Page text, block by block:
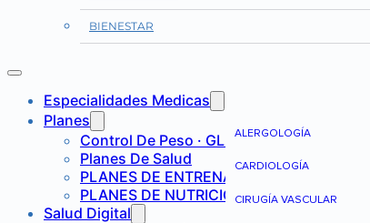
BIENESTAR
Especialidades Medicas
ALERGOLOGÍA
CARDIOLOGÍA
CIRUGÍA VASCULAR
Planes
Control De Peso · GLP-1
Planes De Salud
PLANES DE ENTRENAMIENTO
PLANES DE NUTRICIÓN
Salud Digital